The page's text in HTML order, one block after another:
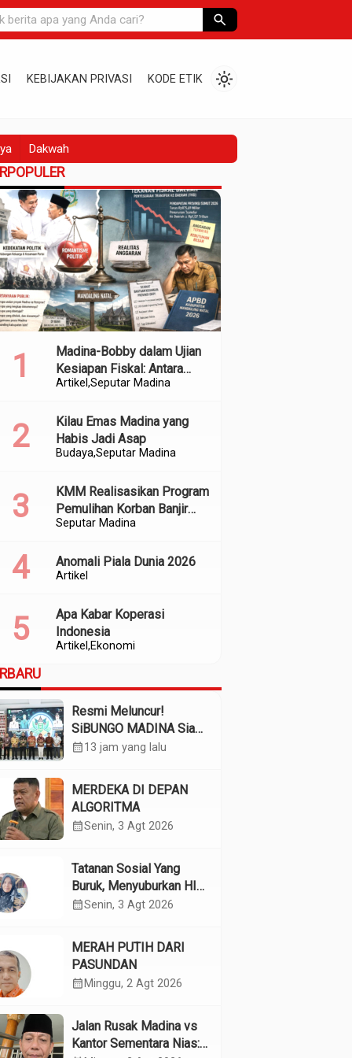
search
KEBIJAKAN PRIVASI KODE ETIK light_mode
Dakwah
Artikel Seputar Madina
Madina-Bobby dalam Ujian
Kesiapan Fiskal: Antara
Kedekatan Politik dan
BudayaSeputar Madina
Kilau Emas Madina yang
Habis Jadi Asap
Seputar Madina
KMM Realisasikan Program
Pemulihan Korban Banjir
dan Longsor di Kabupaten
Artikel
Anomali Piala Dunia 2026
Artikel Ekonomi
Apa Kabar Koperasi
Indonesia
Resmi Meluncur!
SiBUNGO MADINA Siap
Optimalkan Pendapatan
calendar_month13 jam yang lalu
MERDEKA DI DEPAN
ALGORITMA
calendar_monthSenin, 3 Agt 2026
Tatanan Sosial Yang
Buruk, Menyuburkan HIV
Pada Remaja
calendar_monthSenin, 3 Agt 2026
MERAH PUTIH DARI
PASUNDAN
calendar_month Minggu, 2 Agt 2026
Jalan Rusak Madina vs
Kantor Sementara Nias: